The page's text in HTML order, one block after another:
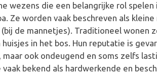
wezens die een belangrijke rol
Ze worden vaak beschreven als
de mannetjes). Traditioneel wonen
in het bos. Hun reputatie is
ook ondeugend en soms zelfs
bekend als hardwerkende en